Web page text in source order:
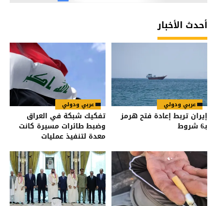
أحدث الأخبار
عربي ودولي
إيران تربط إعادة فتح هرمز
بـ6 شروط
عربي ودولي
تفكيك شبكة في العراق
وضبط طائرات مسيرة كانت
معدة لتنفيذ عمليات